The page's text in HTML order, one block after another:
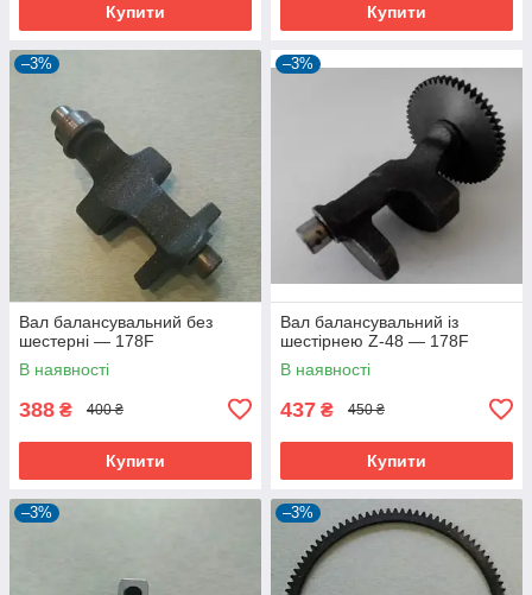
Купити Купити
–3%
Вал балансувальний без
шестерні — 178F
В наявності
388 ₴ 400 ₴
Купити
–3%
Вал балансувальний із
шестірнею Z-48 — 178F
В наявності
437 ₴ 450 ₴
Купити
–3% –3%